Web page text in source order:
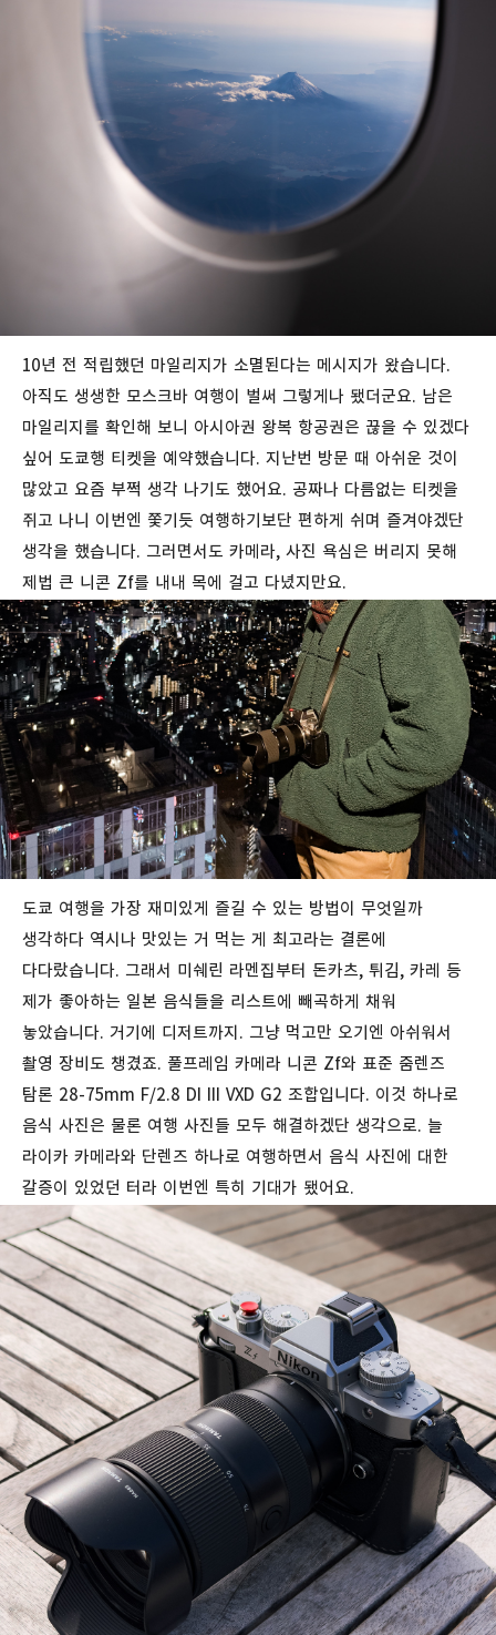
10년 전 적립했던 마일리지가 소멸된다는 메시지가 왔습니다.
아직도 생생한 모스크바 여행이 벌써 그렇게나 됐더군요. 남은
마일리지를 확인해 보니 아시아권 왕복 항공권은 끊을 수 있겠다
싶어 도쿄행 티켓을 예약했습니다. 지난번 방문 때 아쉬운 것이
많았고 요즘 부쩍 생각 나기도 했어요. 공짜나 다름없는 티켓을
쥐고 나니 이번엔 쫓기듯 여행하기보단 편하게 쉬며 즐겨야겠단
생각을 했습니다. 그러면서도 카메라, 사진 욕심은 버리지 못해
제법 큰 니콘 Zf를 내내 목에 걸고 다녔지만요.
도쿄 여행을 가장 재미있게 즐길 수 있는 방법이 무엇일까
생각하다 역시나 맛있는 거 먹는 게 최고라는 결론에
다다랐습니다. 그래서 미쉐린 라멘집부터 돈카츠, 튀김, 카레 등
제가 좋아하는 일본 음식들을 리스트에 빼곡하게 채워
놓았습니다. 거기에 디저트까지. 그냥 먹고만 오기엔 아쉬워서
촬영 장비도 챙겼죠. 풀프레임 카메라 니콘 Zf와 표준 줌렌즈
탐론 28-75mm F/2.8 DI III VXD G2 조합입니다. 이것 하나로
음식 사진은 물론 여행 사진들 모두 해결하겠단 생각으로. 늘
라이카 카메라와 단렌즈 하나로 여행하면서 음식 사진에 대한
갈증이 있었던 터라 이번엔 특히 기대가 됐어요.